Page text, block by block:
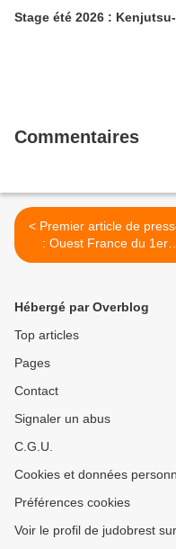
Stage été 2026 :
Commentaires
< Premier article de presse
: Ouest France du 1er
septembre 2012
Hébergé par Overblog
Top articles
Pages
Contact
Signaler un abus
C.G.U.
Cookies et données
Préférences cookies
Voir le profil de judobrest